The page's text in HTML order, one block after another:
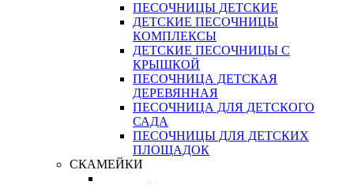
ПЕСОЧНИЦЫ ДЕТСКИЕ
ДЕТСКИЕ ПЕСОЧНИЦЫ
КОМПЛЕКСЫ
ДЕТСКИЕ ПЕСОЧНИЦЫ С
КРЫШКОЙ
ПЕСОЧНИЦА ДЕТСКАЯ
ДЕРЕВЯННАЯ
ПЕСОЧНИЦА ДЛЯ ДЕТСКОГО
САДА
ПЕСОЧНИЦЫ ДЛЯ ДЕТСКИХ
ПЛОЩАДОК
СКАМЕЙКИ